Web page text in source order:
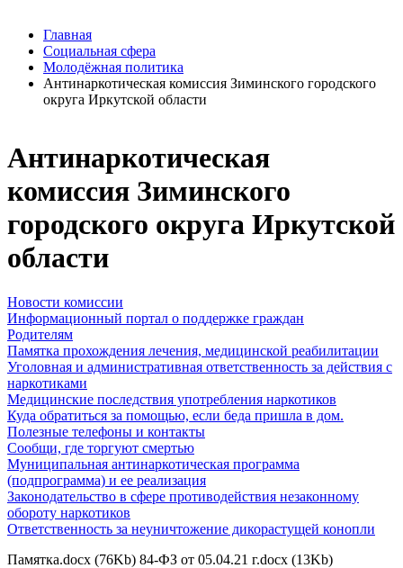
Антинаркотическая
комиссия Зиминского
городского округа Иркутской
области
Новости комиссии
Информационный портал о поддержке граждан
Родителям
Памятка прохождения лечения, медицинской реабилитации
Уголовная и административная ответственность за действия с
наркотиками
Медицинские последствия употребления наркотиков
Куда обратиться за помощью, если беда пришла в дом.
Полезные телефоны и контакты
Сообщи, где торгуют смертью
Муниципальная антинаркотическая программа
(подпрограмма) и ее реализация
Законодательство в сфере противодействия незаконному
обороту наркотиков
Ответственность за неуничтожение дикорастущей конопли
Памятка.docx (76Kb) 84-ФЗ от 05.04.21 г.docx (13Kb)
Главная
Социальная сфера
Молодёжная политика
Антинаркотическая комиссия Зиминского городского
округа Иркутской области